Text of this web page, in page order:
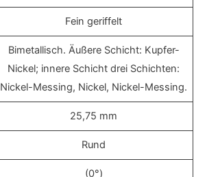
Fein geriffelt
Bimetallisch. Äußere Schicht: Kupfer-
Nickel; innere Schicht drei Schichten:
Nickel-Messing, Nickel, Nickel-Messing.
25,75 mm
Rund
(0°)